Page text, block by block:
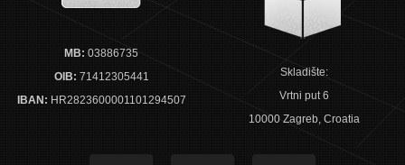
MB: 03886735
OIB: 71412305441
IBAN: HR2823600001101294507
Skladište:
Vrtni put 6
10000 Zagreb, Croatia